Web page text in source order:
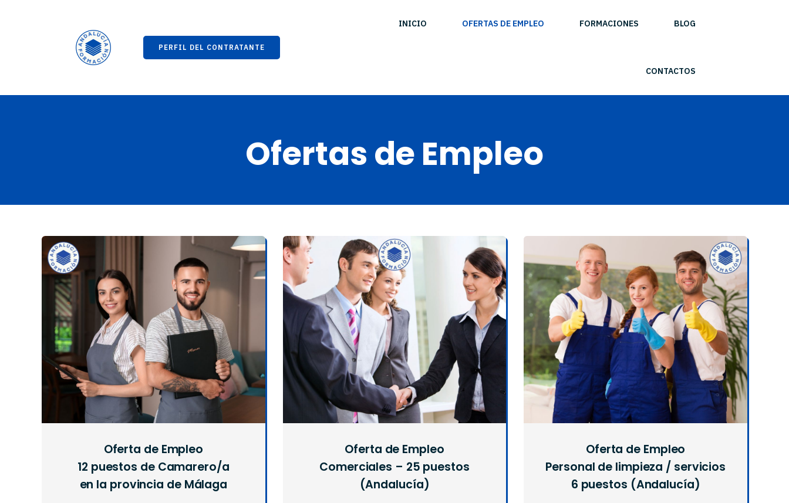
PERFIL DEL CONTRATANTE
INICIO OFERTAS DE EMPLEO FORMACIONES BLOG
CONTACTOS
Ofertas de Empleo
Oferta de Empleo
12 puestos de Camarero/a
en la provincia de Málaga
Oferta de Empleo
Comerciales – 25 puestos
(Andalucía)
Oferta de Empleo
Personal de limpieza / servicios
6 puestos (Andalucía)